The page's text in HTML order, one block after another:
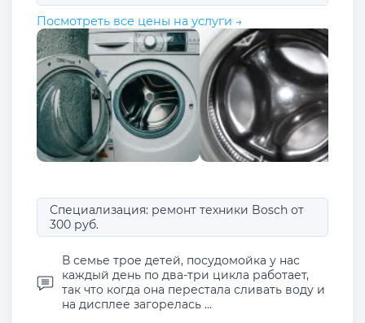
Посмотреть все цены на услуги →
Специализация: ремонт техники Bosch от
300 руб.
В семье трое детей, посудомойка у нас
каждый день по два-три цикла работает,
так что когда она перестала сливать воду и
на дисплее загорелась ...